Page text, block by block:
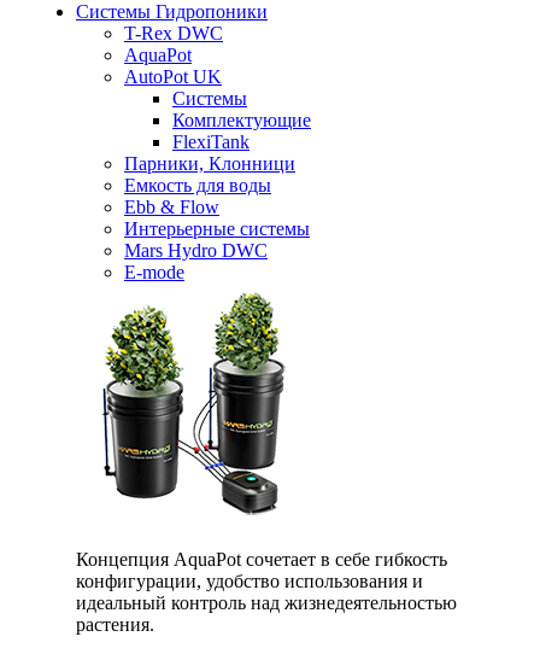
Системы Гидропоники
T-Rex DWC
AquaPot
AutoPot UK
Системы
Комплектующие
FlexiTank
Парники, Клонници
Емкость для воды
Ebb & Flow
Интерьерные системы
Mars Hydro DWC
E-mode
Концепция AquaPot сочетает в себе гибкость
конфигурации, удобство использования и
идеальный контроль над жизнедеятельностью
растения.